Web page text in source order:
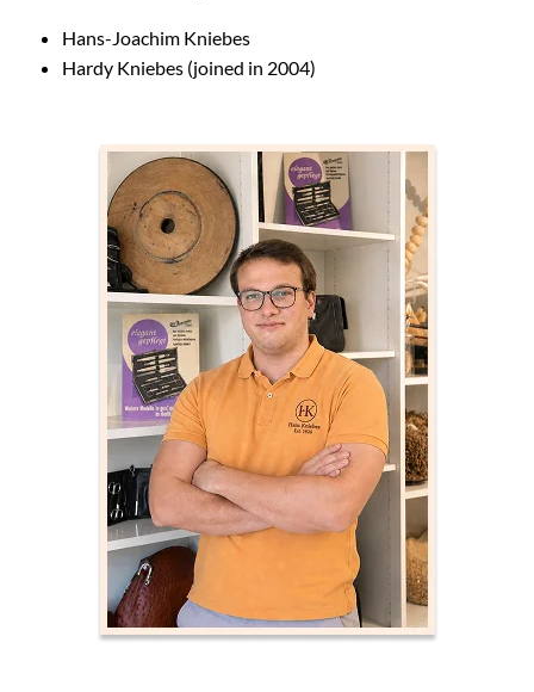
Hans-Joachim Kniebes
Hardy Kniebes (joined in 2004)